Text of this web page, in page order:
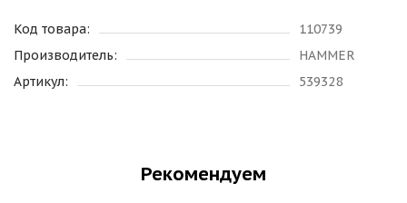
Код товара:
110739
Производитель:
HAMMER
Артикул:
539328
Рекомендуем